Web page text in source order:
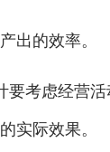
的效率。
虑经营活动
实际效果。